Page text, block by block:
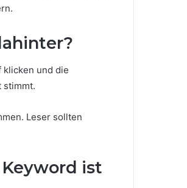
klicken und die
stimmt.
Leser sollten
ist